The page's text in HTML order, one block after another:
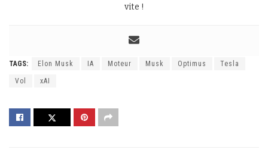
vite !
TAGS: Elon Musk IA Moteur Musk Optimus Tesla
Vol xAI